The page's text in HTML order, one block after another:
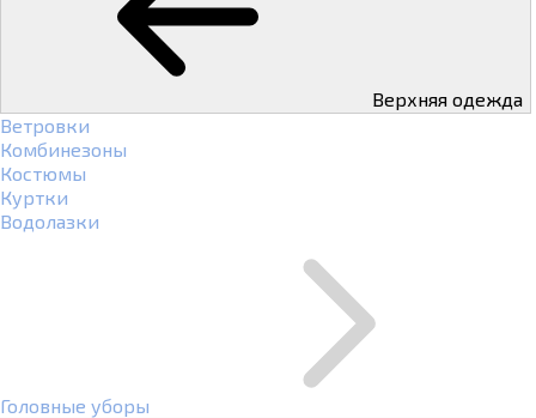
Верхняя одежда
Ветровки
Комбинезоны
Костюмы
Куртки
Водолазки
Головные уборы